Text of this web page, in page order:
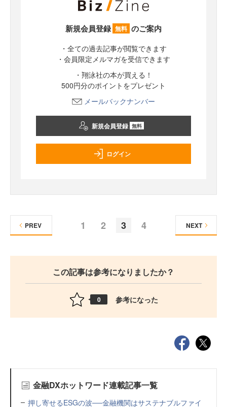
新規会員登録 無料 のご案内
・全ての過去記事が閲覧できます
・会員限定メルマガを受信できます
・翔泳社の本が買える！
500円分のポイントをプレゼント
メールバックナンバー
新規会員登録 無料
ログイン
1 2 3 4
PREV NEXT
この記事は参考になりましたか？
0 参考になった
金融DXホットワード連載記事一覧
押し寄せるESGの波──金融機関はサステナブルファイ